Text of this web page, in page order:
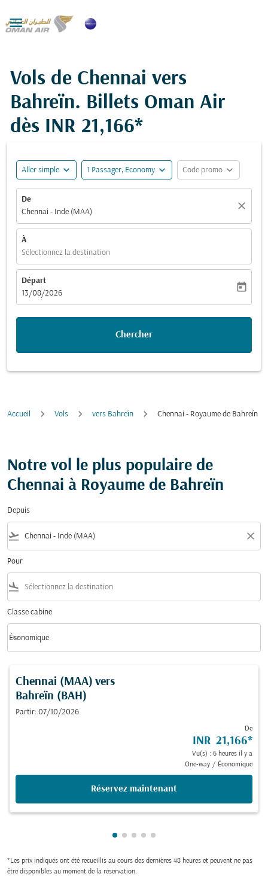

Vols de Chennai vers
Bahreïn. Billets Oman Air
dès INR 21,166*
Aller simple expand_more 1 Passager, Economy expand_more Code promo expand_more
De
Chennai - Inde (MAA)
close
À
Sélectionnez la destination
Départ
fc-booking-departure-date-aria-label
13/08/2026
today
Chercher
Accueil Vols vers Bahreïn Chennai - Royaume de Bahreïn
Notre vol le plus populaire de
Chennai à Royaume de Bahreïn
Depuis
flight_takeoff close
Pour
flight_land
Classe cabine
Classe cabine option Économique Selected
Économique
keyboard_arrow_down
Chennai (MAA) vers
Bahreïn (BAH)
Partir: 07/10/2026
De
INR 21,166*
Vu(s) : 6 heures il y a
One-way / Économique
Réservez maintenant
Showing cmp-pagination-
Showing cmp-pagination-
Showing cmp-pagination-
Showing cmp-pagination-
Showing cmp-
*Les prix indiqués ont été recueillis au cours des dernières 48 heures et peuvent ne pas
être disponibles au moment de la réservation.